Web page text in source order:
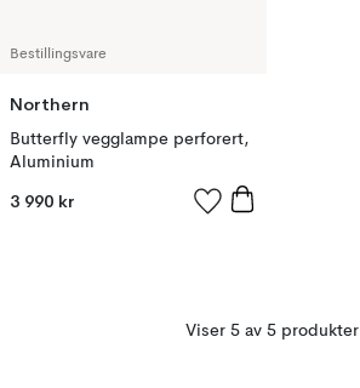
Bestillingsvare
Northern
Butterfly vegglampe perforert,
Aluminium
3 990 kr
Viser 5 av 5 produkter